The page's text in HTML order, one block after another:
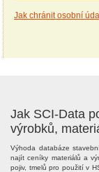
Jak chránit osobní
Jak SCI-Data
výrobků,
Výhoda databáze
najít ceníky materiálů a
pojiv, tmelů pro použití v